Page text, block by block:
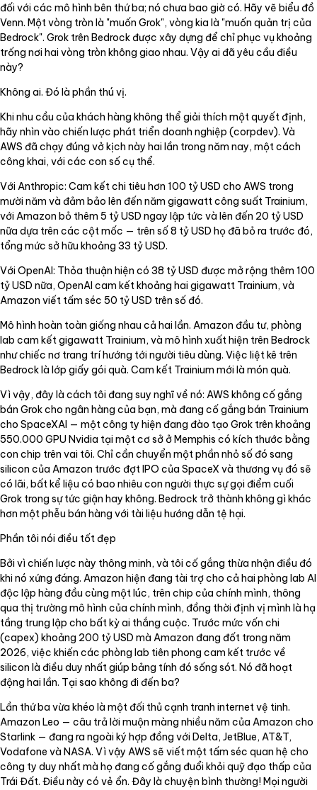
đối với các mô hình bên thứ ba; nó chưa bao giờ có. Hãy vẽ biểu đồ
Venn. Một vòng tròn là "muốn Grok", vòng kia là "muốn quản trị của
Bedrock". Grok trên Bedrock được xây dựng để chỉ phục vụ khoảng
trống nơi hai vòng tròn không giao nhau. Vậy ai đã yêu cầu điều
này?
Không ai. Đó là phần thú vị.
Khi nhu cầu của khách hàng không thể giải thích một quyết định,
hãy nhìn vào chiến lược phát triển doanh nghiệp (corpdev). Và
AWS đã chạy đúng vở kịch này hai lần trong năm nay, một cách
công khai, với các con số cụ thể.
Với Anthropic: Cam kết chi tiêu hơn 100 tỷ USD cho AWS trong
mười năm và đảm bảo lên đến năm gigawatt công suất Trainium,
với Amazon bỏ thêm 5 tỷ USD ngay lập tức và lên đến 20 tỷ USD
nữa dựa trên các cột mốc — trên số 8 tỷ USD họ đã bỏ ra trước đó,
tổng mức sở hữu khoảng 33 tỷ USD.
Với OpenAI: Thỏa thuận hiện có 38 tỷ USD được mở rộng thêm 100
tỷ USD nữa, OpenAI cam kết khoảng hai gigawatt Trainium, và
Amazon viết tấm séc 50 tỷ USD trên số đó.
Mô hình hoàn toàn giống nhau cả hai lần. Amazon đầu tư, phòng
lab cam kết gigawatt Trainium, và mô hình xuất hiện trên Bedrock
như chiếc nơ trang trí hướng tới người tiêu dùng. Việc liệt kê trên
Bedrock là lớp giấy gói quà. Cam kết Trainium mới là món quà.
Vì vậy, đây là cách tôi đang suy nghĩ về nó: AWS không cố gắng
bán Grok cho ngân hàng của bạn, mà đang cố gắng bán Trainium
cho SpaceXAI — một công ty hiện đang đào tạo Grok trên khoảng
550.000 GPU Nvidia tại một cơ sở ở Memphis có kích thước bằng
con chip trên vai tôi. Chỉ cần chuyển một phần nhỏ số đó sang
silicon của Amazon trước đợt IPO của SpaceX và thương vụ đó sẽ
có lãi, bất kể liệu có bao nhiêu con người thực sự gọi điểm cuối
Grok trong sự tức giận hay không. Bedrock trở thành không gì khác
hơn một phễu bán hàng với tài liệu hướng dẫn tệ hại.
Phần tôi nói điều tốt đẹp
Bởi vì chiến lược này thông minh, và tôi cố gắng thừa nhận điều đó
khi nó xứng đáng. Amazon hiện đang tài trợ cho cả hai phòng lab AI
độc lập hàng đầu cùng một lúc, trên chip của chính mình, thông
qua thị trường mô hình của chính mình, đồng thời định vị mình là hạ
tầng trung lập cho bất kỳ ai thắng cuộc. Trước mức vốn chi
(capex) khoảng 200 tỷ USD mà Amazon đang đốt trong năm
2026, việc khiến các phòng lab tiên phong cam kết trước về
silicon là điều duy nhất giúp bảng tính đó sống sót. Nó đã hoạt
động hai lần. Tại sao không đi đến ba?
Lần thứ ba vừa khéo là một đối thủ cạnh tranh internet vệ tinh.
Amazon Leo — câu trả lời muộn màng nhiều năm của Amazon cho
Starlink — đang ra ngoài ký hợp đồng với Delta, JetBlue, AT&T,
Vodafone và NASA. Vì vậy AWS sẽ viết một tấm séc quan hệ cho
công ty duy nhất mà họ đang cố gắng đuổi khỏi quỹ đạo thấp của
Trái Đất. Điều này có vẻ ổn. Đây là chuyện bình thường! Mọi người